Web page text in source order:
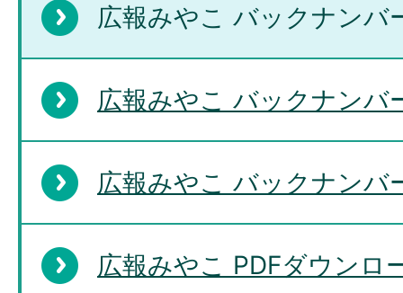
広報みやこ バックナンバ
広報みやこ バックナンバ
広報みやこ バックナンバ
広報みやこ PDFダウンロ